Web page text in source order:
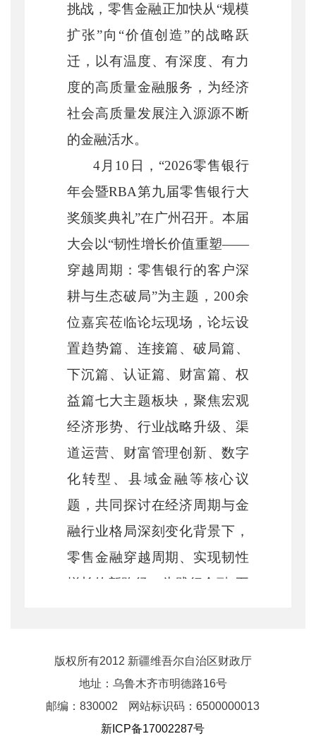
挑战，零售金融正加快从“规模
扩张”向“价值创造”的战略跃
迁，以有温度、有深度、有力
度的高质量金融服务，为经济
社会高质量发展注入源源不断
的金融活水。
4 月 10 日，“2026零售银行
年会暨RBA第九届零售银行大
奖颁奖典礼”在广州召开。本届
大会以“韧性增长价值重塑——
穿越周期：零售银行的客户深
耕与生态破局”为主题， 200余
位嘉宾莅临论坛现场，论坛设
置趋势篇、连接篇、破局篇、
下沉篇、认证篇、财富篇、权
益篇七大主题板块，聚焦宏观
经济形势、行业战略升级、渠
道运营、财富管理创新、数字
化转型、县域金融等核心议
题，共同探讨在经济周期与金
融行业格局深刻变化背景下，
零售金融穿越周期、实现韧性
增长的新路径，为践行金融“五
大会主题分享环节，多家
银行负责人与行业专家立足实
践、聚焦前沿，分享零售金融
版权所有2012 新疆维吾尔自治区财政厅
地址：乌鲁木齐市明德路16号
邮编：830002
网站标识码：6500000013
新ICP备17002287号